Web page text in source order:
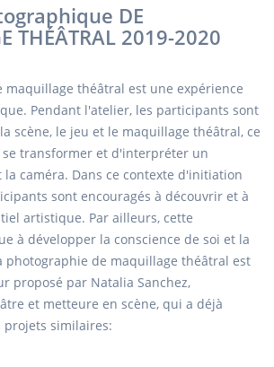
DE
THÉÂTRAL 2019-2020
maquillage théâtral est une expérience
Pendant l'atelier, les participants sont
scène, le jeu et le maquillage théâtral, ce
transformer et d'interpréter un
la caméra. Dans ce contexte d'initiation
sont encouragés à découvrir et à
artistique. Par ailleurs, cette
à développer la conscience de soi et la
photographie de maquillage théâtral est
proposé par Natalia Sanchez,
et metteure en scène, qui a déjà
similaires: